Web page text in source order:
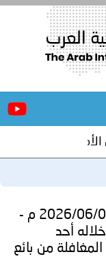
لمجلس وزراء
مـصر ـ 1447/12/16هـ ــ الموافق 2026/06/02 م -
من بائع